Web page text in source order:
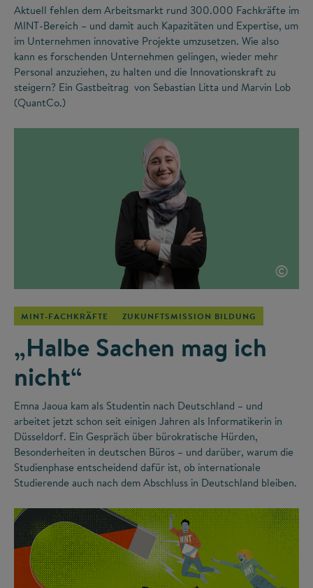
Aktuell fehlen dem Arbeitsmarkt rund 300.000 Fachkräfte im
MINT-Bereich – und damit auch Kapazitäten und Expertise, um
im Unternehmen innovative Projekte umzusetzen. Wie also
kann es forschenden Unternehmen gelingen, wieder mehr
Personal anzuziehen, zu halten und die Innovationskraft zu
steigern? Ein Gastbeitrag von Sebastian Litta und Marvin Lob
(QuantCo.)
©
MINT-FACHKRÄFTE ZUKUNFTSMISSION BILDUNG
„Halbe Sachen mag ich
nicht“
Emna Jaoua kam als Studentin nach Deutschland – und
arbeitet jetzt schon seit einigen Jahren als Informatikerin in
Düsseldorf. Ein Gespräch über bürokratische Hürden,
Besonderheiten in deutschen Büros – und darüber, warum die
Studienphase entscheidend dafür ist, ob internationale
Studierende auch nach dem Abschluss in Deutschland bleiben.